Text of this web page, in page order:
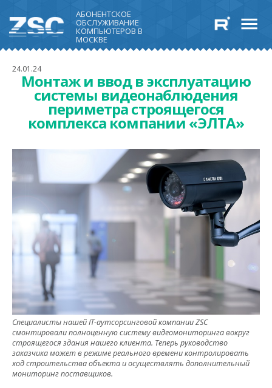
АБОНЕНТСКОЕ
ОБСЛУЖИВАНИЕ
КОМПЬЮТЕРОВ В
МОСКВЕ
24.01.24
Монтаж и ввод в эксплуатацию
системы видеонаблюдения
периметра строящегося
комплекса компании «ЭЛТА»
Специалисты нашей IT-аутсорсинговой компании ZSC
смонтировали полноценную систему видеомониторинга вокруг
строящегося здания нашего клиента. Теперь руководство
заказчика может в режиме реального времени контролировать
ход строительства объекта и осуществлять дополнительный
мониторинг поставщиков.